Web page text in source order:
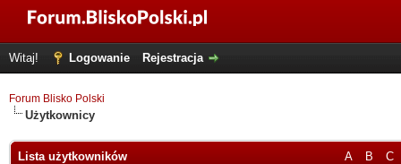
Witaj! Logowanie Rejestracja
Forum Blisko Polski
Użytkownicy
A B C
Lista użytkowników